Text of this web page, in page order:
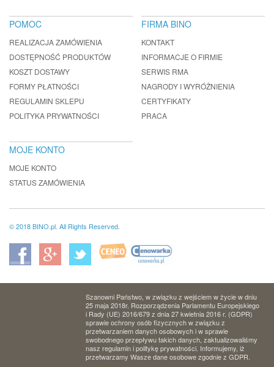
POMOC
REALIZACJA ZAMÓWIENIA
DOSTĘPNOŚĆ PRODUKTÓW
KOSZT DOSTAWY
FORMY PŁATNOŚCI
REGULAMIN SKLEPU
POLITYKA PRYWATNOŚCI
FIRMA BINO
KONTAKT
INFORMACJE O FIRMIE
SERWIS RMA
NAGRODY I WYRÓŻNIENIA
CERTYFIKATY
PRACA
MOJE KONTO
MOJE KONTO
STATUS ZAMÓWIENIA
© 2018 BINO.pl. All Rights Reserved.
Szanowni Państwo, w związku z wejściem w życie w dniu
25 maja 2018r. Rozporządzenia Parlamentu Europejskiego
i Rady (UE) 2016/679 z dnia 27 kwietnia 2016 r. (GDPR)
sprawie ochrony osób fizycznych w związku z
przetwarzaniem danych osobowych i w sprawie
swobodnego przepływu takich danych, zaktualizowaliśmy
nasz regulamin i politykę prywatności. Informujemy, iż
przetwarzamy Wasze dane osobowe zgodnie z GDPR.